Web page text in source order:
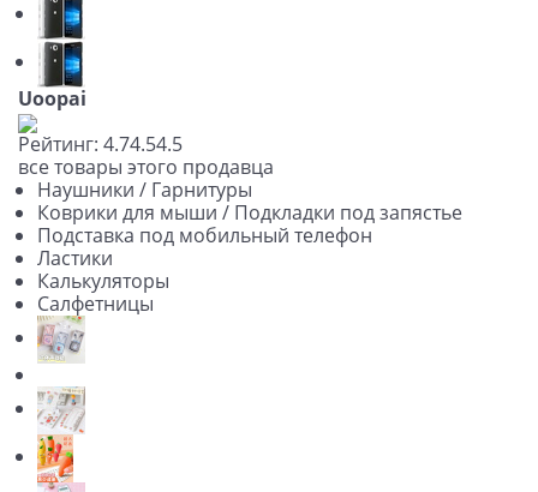
Uoopai
Рейтинг: 4.74.54.5
все товары этого продавца
Наушники / Гарнитуры
Коврики для мыши / Подкладки под запястье
Подставка под мобильный телефон
Ластики
Калькуляторы
Салфетницы